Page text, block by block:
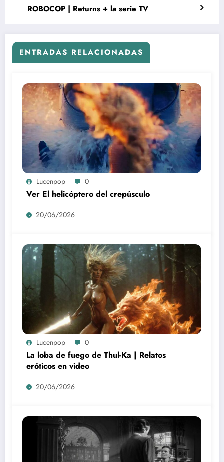
ROBOCOP | Returns + la serie TV
ENTRADAS RELACIONADAS
Lucenpop 0
Ver El helicóptero del crepúsculo
20/06/2026
Lucenpop 0
La loba de fuego de Thul-Ka | Relatos
eróticos en video
20/06/2026